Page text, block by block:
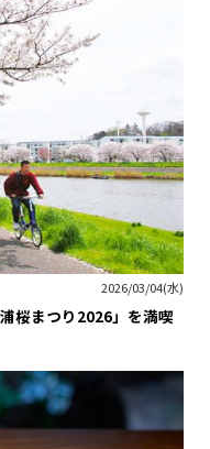
2026/03/04(水)
桜まつり2026」を満喫